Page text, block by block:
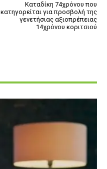
Καταδίκη 74χρόνου που
κατηγορείται για προσβολή της
γενετήσιας αξιοπρέπειας
14χρόνου κοριτσιού